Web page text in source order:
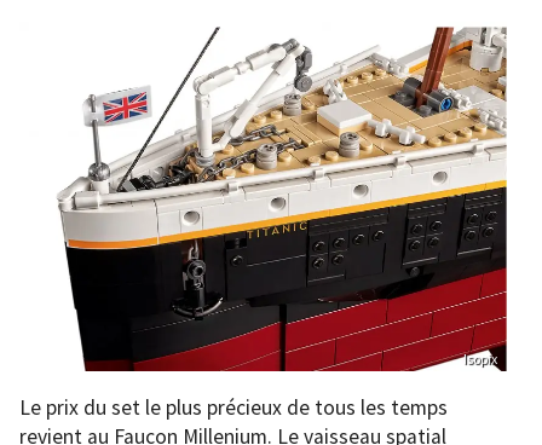
Isopix
Le prix du set le plus précieux de tous les temps
revient au Faucon Millenium. Le vaisseau spatial